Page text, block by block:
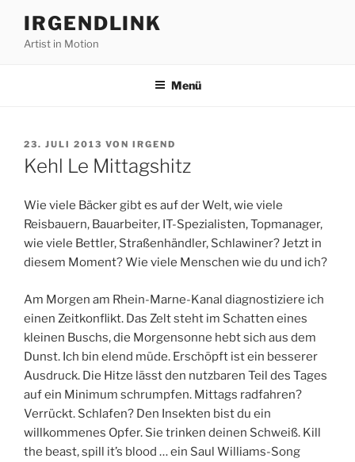
Inhalt
springen
IRGENDLINK
Artist in Motion
Menü
VERÖFFENTLICHT
AM
23. JULI 2013 VON IRGEND
Kehl Le Mittagshitz
Wie viele Bäcker gibt es auf der Welt, wie viele
Reisbauern, Bauarbeiter, IT-Spezialisten, Topmanager,
wie viele Bettler, Straßenhändler, Schlawiner? Jetzt in
diesem Moment? Wie viele Menschen wie du und ich?
Am Morgen am Rhein-Marne-Kanal diagnostiziere ich
einen Zeitkonflikt. Das Zelt steht im Schatten eines
kleinen Buschs, die Morgensonne hebt sich aus dem
Dunst. Ich bin elend müde. Erschöpft ist ein besserer
Ausdruck. Die Hitze lässt den nutzbaren Teil des Tages
auf ein Minimum schrumpfen. Mittags radfahren?
Verrückt. Schlafen? Den Insekten bist du ein
willkommenes Opfer. Sie trinken deinen Schweiß. Kill
the beast, spill it’s blood … ein Saul Williams-Song